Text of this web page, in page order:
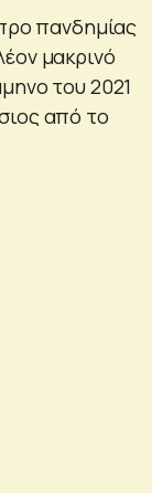
πανδημίας
μακρινό
του 2021
από το